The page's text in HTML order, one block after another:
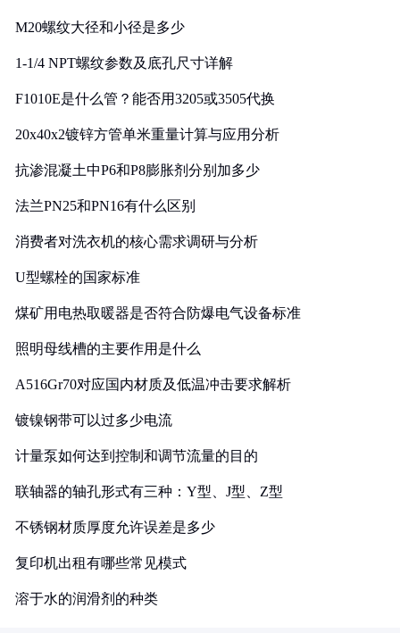
M20螺纹大径和小径是多少
1-1/4 NPT螺纹参数及底孔尺寸详解
F1010E是什么管？能否用3205或3505代换
20x40x2镀锌方管单米重量计算与应用分析
抗渗混凝土中P6和P8膨胀剂分别加多少
法兰PN25和PN16有什么区别
消费者对洗衣机的核心需求调研与分析
U型螺栓的国家标准
煤矿用电热取暖器是否符合防爆电气设备标准
照明母线槽的主要作用是什么
A516Gr70对应国内材质及低温冲击要求解析
镀镍钢带可以过多少电流
计量泵如何达到控制和调节流量的目的
联轴器的轴孔形式有三种：Y型、J型、Z型
不锈钢材质厚度允许误差是多少
复印机出租有哪些常见模式
溶于水的润滑剂的种类